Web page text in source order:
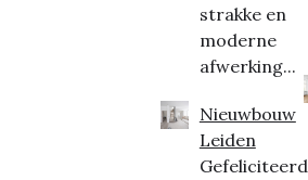
strakke en
moderne
afwerking...
Nieuwbouw
Leiden
Gefeliciteerd